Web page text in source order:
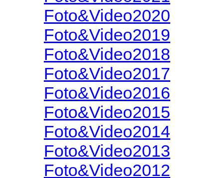
Foto&Video2020
Foto&Video2019
Foto&Video2018
Foto&Video2017
Foto&Video2016
Foto&Video2015
Foto&Video2014
Foto&Video2013
Foto&Video2012